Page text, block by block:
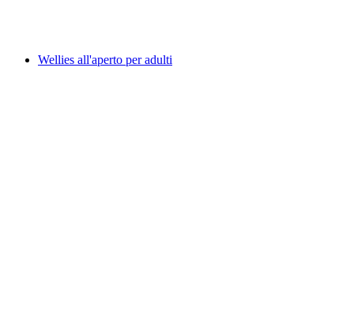
Wellies all'aperto per adulti